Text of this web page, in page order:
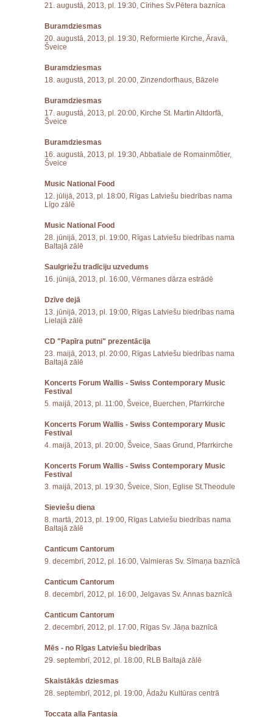
21. augustā, 2013, pl. 19:30, Cīrihes Sv.Pētera baznīca
Buramdziesmas
20. augustā, 2013, pl. 19:30, Reformierte Kirche, Āravā,
Šveice
Buramdziesmas
18. augustā, 2013, pl. 20:00, Zinzendorfhaus, Bāzele
Buramdziesmas
17. augustā, 2013, pl. 20:00, Kirche St. Martin Altdorfā,
Šveice
Buramdziesmas
16. augustā, 2013, pl. 19:30, Abbatiale de Romainmôtier,
Šveice
Music National Food
12. jūlijā, 2013, pl. 18:00, Rīgas Latviešu biedrības nama
Līgo zālē
Music National Food
28. jūnijā, 2013, pl. 19:00, Rīgas Latviešu biedrības nama
Baltajā zālē
Saulgriežu tradīciju uzvedums
16. jūnijā, 2013, pl. 16:00, Vērmanes dārza estrādē
Dzīve dejā
13. jūnijā, 2013, pl. 19:00, Rīgas Latviešu biedrības nama
Lielajā zālē
CD "Papīra putni" prezentācija
23. maijā, 2013, pl. 20:00, Rīgas Latviešu biedrības nama
Baltajā zālē
Koncerts Forum Wallis - Swiss Contemporary Music
Festival
5. maijā, 2013, pl. 11:00, Šveice, Buerchen, Pfarrkirche
Koncerts Forum Wallis - Swiss Contemporary Music
Festival
4. maijā, 2013, pl. 20:00, Šveice, Saas Grund, Pfarrkirche
Koncerts Forum Wallis - Swiss Contemporary Music
Festival
3. maijā, 2013, pl. 19:30, Šveice, Sion, Eglise St.Theodule
Sieviešu diena
8. martā, 2013, pl. 19:00, Rīgas Latviešu biedrības nama
Baltajā zālē
Canticum Cantorum
9. decembrī, 2012, pl. 16:00, Valmieras Sv. Sīmaņa baznīcā
Canticum Cantorum
8. decembrī, 2012, pl. 16:00, Jelgavas Sv. Annas baznīcā
Canticum Cantorum
2. decembrī, 2012, pl. 17:00, Rīgas Sv. Jāņa baznīcā
Mēs - no Rīgas Latviešu biedrības
29. septembrī, 2012, pl. 18:00, RLB Baltajā zālē
Skaistākās dziesmas
28. septembrī, 2012, pl. 19:00, Ādažu Kultūras centrā
Toccata alla Fantasia